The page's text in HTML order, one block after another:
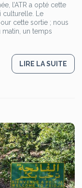
l’ATR a opté cette
culturelle. Le
cette sortie ; nous
un temps
LIRE LA SUITE